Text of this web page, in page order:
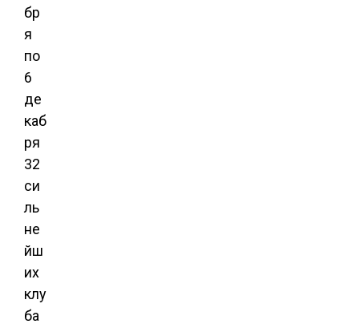
бр
я
по
6
де
каб
ря
32
си
ль
не
йш
их
клу
ба